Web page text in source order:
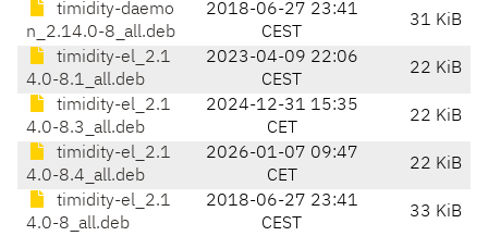
timidity-daemo
n_2.14.0-8_all.deb
2018-06-27 23:41
CEST
31 KiB
timidity-el_2.1
4.0-8.1_all.deb
2023-04-09 22:06
CEST
22 KiB
timidity-el_2.1
4.0-8.3_all.deb
2024-12-31 15:35
CET
22 KiB
timidity-el_2.1
4.0-8.4_all.deb
2026-01-07 09:47
CET
22 KiB
timidity-el_2.1
4.0-8_all.deb
2018-06-27 23:41
CEST
33 KiB